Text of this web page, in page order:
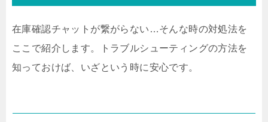
在庫確認チャットが繋がらない…そんな時の対処法を
ここで紹介します。トラブルシューティングの方法を
知っておけば、いざという時に安心です。